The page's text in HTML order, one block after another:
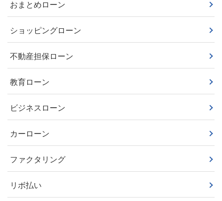
おまとめローン
ショッピングローン
不動産担保ローン
教育ローン
ビジネスローン
カーローン
ファクタリング
リボ払い